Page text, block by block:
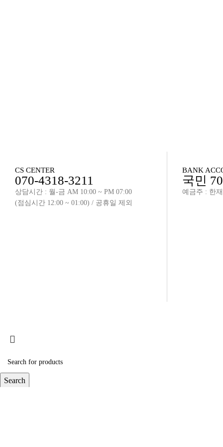
CS CENTER
070-4318-3211
상담시간 : 월-금 AM 10:00 ~ PM 07:00
(점심시간 12:00 ~ 01:00) / 공휴일 제외
BANK
국민
예금주 : 한
Search